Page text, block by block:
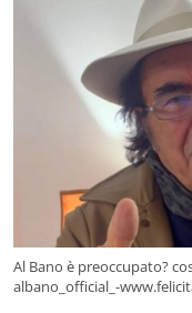
Al Bano è preoccupato?
albano_official_-